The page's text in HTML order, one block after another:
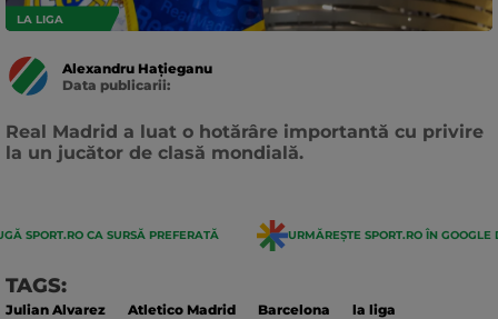
LA LIGA
Alexandru Hațieganu
Data publicarii:
Real Madrid a luat o hotărâre importantă cu privire
la un jucător de clasă mondială.
SPORT.RO CA SURSĂ PREFERATĂ URMĂREȘTE SPORT.RO ÎN GOOGLE
TAGS:
Julian Alvarez Atletico Madrid Barcelona la liga